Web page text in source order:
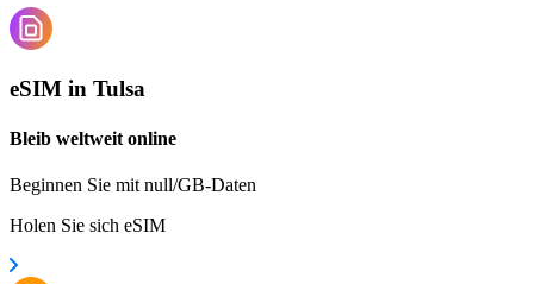
eSIM in Tulsa
Bleib weltweit online
Beginnen Sie mit null/GB-Daten
Holen Sie sich eSIM